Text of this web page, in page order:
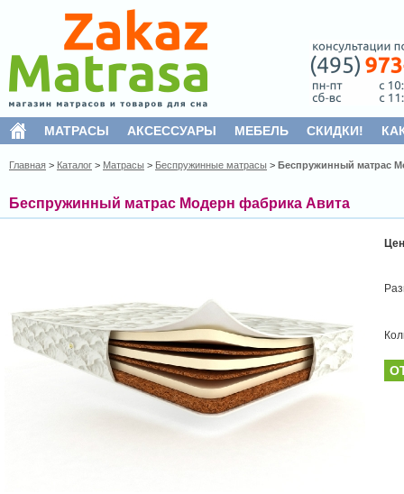
МАТРАСЫ АКСЕССУАРЫ МЕБЕЛЬ СКИДКИ!
Главная > Каталог > Матрасы > Беспружинные матрасы > Беспружинный матрас
Беспружинный матрас Модерн фабрика Авита